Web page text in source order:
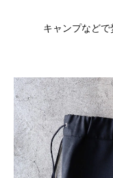
キャンプなどで